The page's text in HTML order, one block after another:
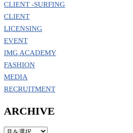
CLIENT -SURFING
CLIENT
LICENSING
EVENT
IMG ACADEMY
FASHION
MEDIA
RECRUITMENT
ARCHIVE
ARCHIVE